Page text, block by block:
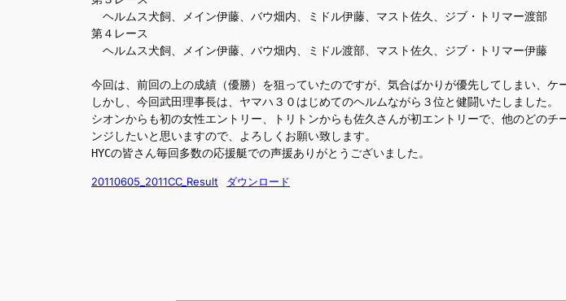
ヘルムス犬飼、メイン伊藤、バウ畑内、ミドル伊藤、マスト佐久、ジブ・トリマー渡部
第４レース
ヘルムス犬飼、メイン伊藤、バウ畑内、ミドル渡部、マスト佐久、ジブ・トリマー伊藤
今回は、前回の上の成績（優勝）を狙っていたのですが、気合ばかりが優先してしまい、
しかし、今回武田理事長は、ヤマハ３０はじめてのヘルムながら３位と健闘いたしました。
シオンからも初の女性エントリー、トリトンからも佐久さんが初エントリーで、他のどの
ンジしたいと思いますので、よろしくお願い致します。
HYCの皆さん毎回多数の応援艇での声援ありがとうございました。
20110605_2011CC_Result ダウンロード